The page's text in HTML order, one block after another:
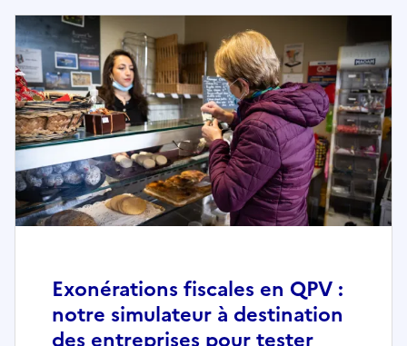
Exonérations fiscales en QPV :
notre simulateur à destination
des entreprises pour tester